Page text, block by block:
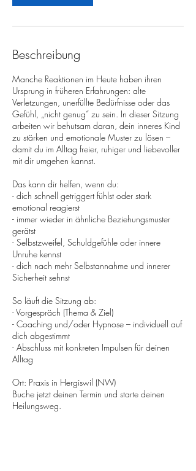
d
Beschreibung
Manche Reaktionen im Heute haben ihren
Ursprung in früheren Erfahrungen: alte
Verletzungen, unerfüllte Bedürfnisse oder das
Gefühl, „nicht genug“ zu sein. In dieser Sitzung
arbeiten wir behutsam daran, dein inneres Kind
zu stärken und emotionale Muster zu lösen –
damit du im Alltag freier, ruhiger und liebevoller
mit dir umgehen kannst.
Das kann dir helfen, wenn du:
- dich schnell getriggert fühlst oder stark
emotional reagierst
- immer wieder in ähnliche Beziehungsmuster
gerätst
- Selbstzweifel, Schuldgefühle oder innere
Unruhe kennst
- dich nach mehr Selbstannahme und innerer
Sicherheit sehnst
So läuft die Sitzung ab:
- Vorgespräch (Thema & Ziel)
- Coaching und/oder Hypnose – individuell auf
dich abgestimmt
- Abschluss mit konkreten Impulsen für deinen
Alltag
Ort: Praxis in Hergiswil (NW)
Buche jetzt deinen Termin und starte deinen
Heilungsweg.